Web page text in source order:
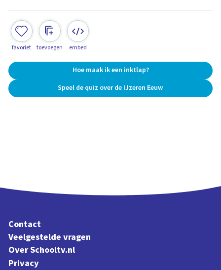
favoriet toevoegen embed
Hoe maak ik een inktlap?
Speel de quiz over de IJzeren Eeuw
Contact
Veelgestelde vragen
Over Schooltv.nl
Privacy